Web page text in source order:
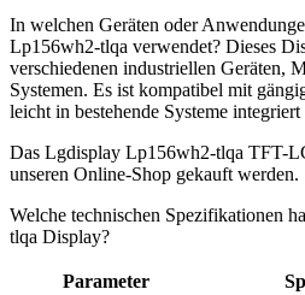
In welchen Geräten oder
Lp156wh2-tlqa verwendet? Dieses
verschiedenen industriellen Geräten,
Systemen. Es ist kompatibel mit
leicht in bestehende Systeme
Das Lgdisplay Lp156wh2-tlqa TFT-
unseren Online-Shop gekauft werden.
Welche technischen Spezifikationen
tlqa Display?
Parameter